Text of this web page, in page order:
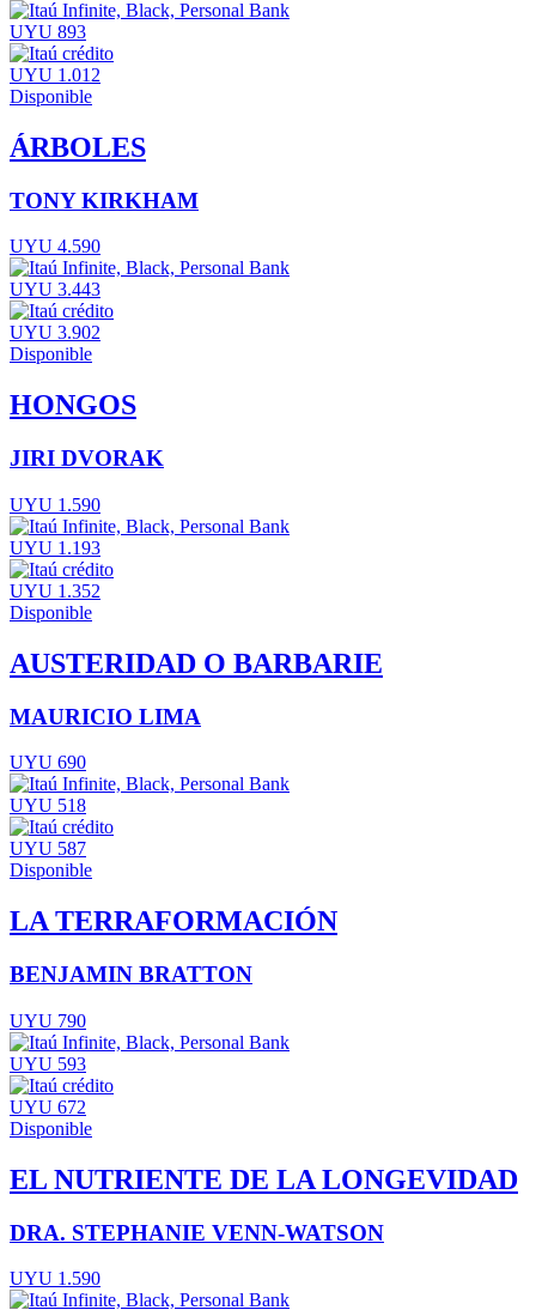
UYU 893
UYU 1.012
Disponible
ÁRBOLES
TONY KIRKHAM
UYU 4.590
UYU 3.443
UYU 3.902
Disponible
HONGOS
JIRI DVORAK
UYU 1.590
UYU 1.193
UYU 1.352
Disponible
AUSTERIDAD O BARBARIE
MAURICIO LIMA
UYU 690
UYU 518
UYU 587
Disponible
LA TERRAFORMACIÓN
BENJAMIN BRATTON
UYU 790
UYU 593
UYU 672
Disponible
EL NUTRIENTE DE LA LONGEVIDAD
DRA. STEPHANIE VENN-WATSON
UYU 1.590